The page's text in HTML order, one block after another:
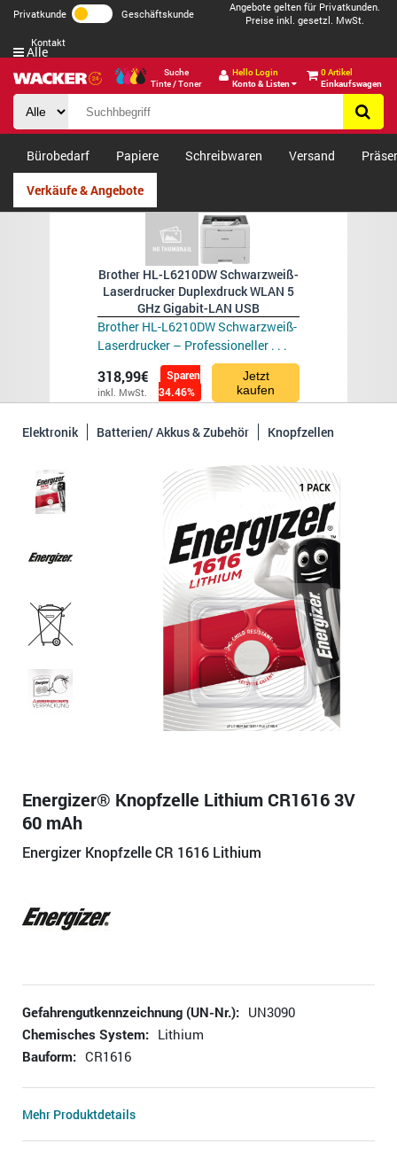
Privatkunde Geschäftskunde
Angebote gelten für Privatkunden.
Preise inkl. gesetzl. MwSt.
Kontakt
Suche
Tinte / Toner
Hello Login
Konto & Listen
0 Artikel
Einkaufswagen
Alle
Bürobedarf Papiere Schreibwaren Versand
Verkäufe & Angebote
Brother HL-L6210DW Schwarzweiß-
Laserdrucker Duplexdruck WLAN 5
GHz Gigabit-LAN USB
Brother HL-L6210DW Schwarzweiß-
Laserdrucker – Professioneller . . .
318,99€
inkl. MwSt.
Sparen
34.46%
Jetzt
kaufen
Elektronik Batterien/ Akkus & Zubehör Knopfzellen
Energizer® Knopfzelle Lithium CR1616 3V
60 mAh
Energizer Knopfzelle CR 1616 Lithium
Gefahrengutkennzeichnung (UN-Nr.): UN3090
Chemisches System: Lithium
Bauform: CR1616
Mehr Produktdetails